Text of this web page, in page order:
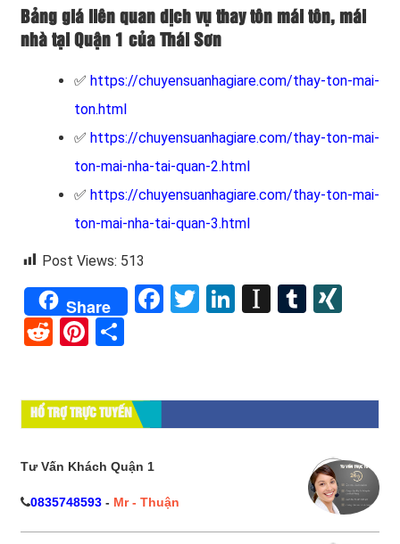
Bảng giá liên quan dịch vụ thay tôn mái tôn, mái
nhà tại Quận 1 của Thái Sơn
✅ https://chuyensuanhagiare.com/thay-ton-mai-
ton.html
✅ https://chuyensuanhagiare.com/thay-ton-mai-
ton-mai-nha-tai-quan-2.html
✅ https://chuyensuanhagiare.com/thay-ton-mai-
ton-mai-nha-tai-quan-3.html
Post Views: 513
Share Facebook
TwitterLinkedInTumblr
RedditPinterest
HỔ TRỢ TRỰC TUYẾN
Tư Vấn Khách Quận 1
0835748593 - Mr - Thuận